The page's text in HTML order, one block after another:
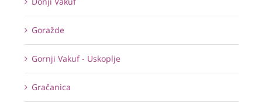
Goražde
Gornji Vakuf - Uskoplje
Gračanica